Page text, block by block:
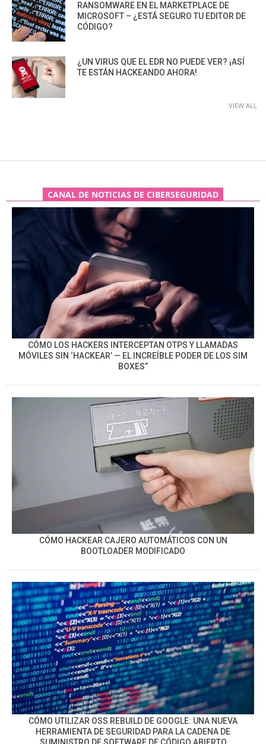
RANSOMWARE EN EL MARKETPLACE DE
MICROSOFT – ¿ESTÁ SEGURO TU EDITOR DE
CÓDIGO?
¿UN VIRUS QUE EL EDR NO PUEDE VER? ¡ASÍ
TE ESTÁN HACKEANDO AHORA!
VIEW ALL
CANAL DE NOTICIAS DE CIBERSEGURIDAD
CÓMO LOS HACKERS INTERCEPTAN OTPS Y LLAMADAS
MÓVILES SIN ‘HACKEAR’ — EL INCREÍBLE PODER DE LOS SIM
BOXES”
CÓMO HACKEAR CAJERO AUTOMÁTICOS CON UN
BOOTLOADER MODIFICADO
CÓMO UTILIZAR OSS REBUILD DE GOOGLE: UNA NUEVA
HERRAMIENTA DE SEGURIDAD PARA LA CADENA DE